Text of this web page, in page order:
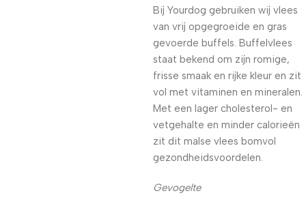
Bij Yourdog gebruiken wij vlees
van vrij opgegroeide en gras
gevoerde buffels. Buffelvlees
staat bekend om zijn romige,
frisse smaak en rijke kleur en zit
vol met vitaminen en mineralen.
Met een lager cholesterol- en
vetgehalte en minder calorieën
zit dit malse vlees bomvol
gezondheidsvoordelen.
Gevogelte